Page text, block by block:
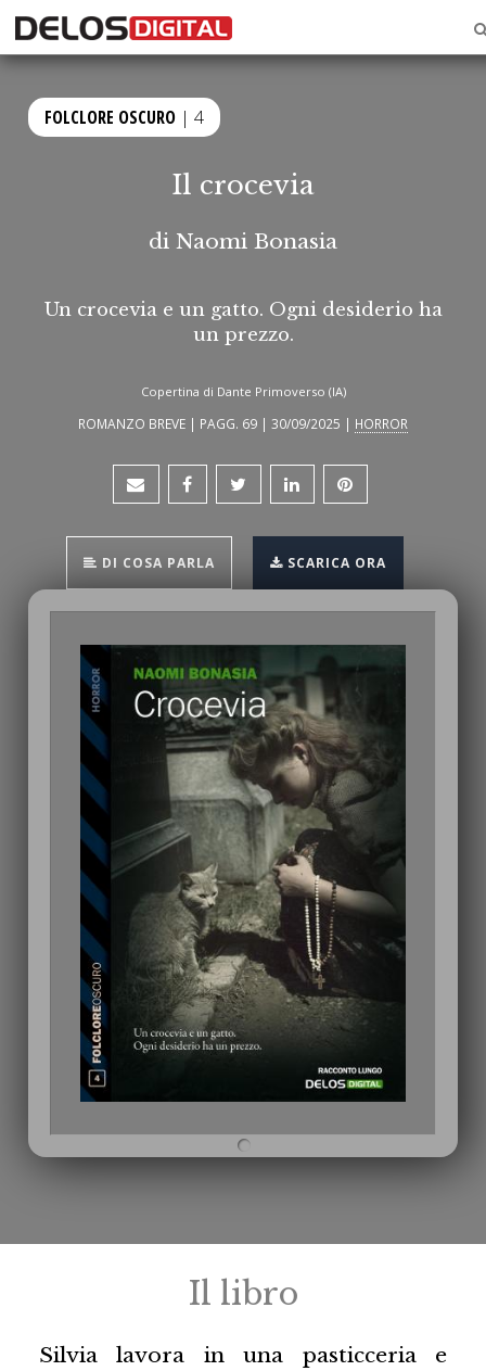
FOLCLORE OSCURO | 4
Il crocevia
di Naomi Bonasia
Un crocevia e un gatto. Ogni desiderio ha
un prezzo.
Copertina di Dante Primoverso (IA)
ROMANZO BREVE | PAGG. 69 | 30/09/2025 | HORROR
DI COSA PARLA SCARICA ORA
Il libro
Silvia lavora in una pasticceria e